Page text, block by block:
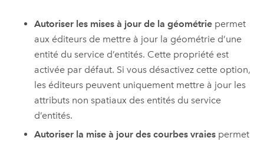
Autoriser les mises à jour de la géométrie permet
aux éditeurs de mettre à jour la géométrie d’une
entité du service d’entités. Cette propriété est
activée par défaut. Si vous désactivez cette option,
les éditeurs peuvent uniquement mettre à jour les
attributs non spatiaux des entités du service
d’entités.
Autoriser la mise à jour des courbes vraies permet